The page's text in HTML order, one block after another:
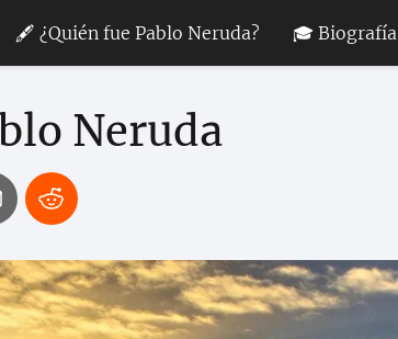
🖋 ¿Quién fue Pablo Neruda? 🎓 Biografía
Neruda